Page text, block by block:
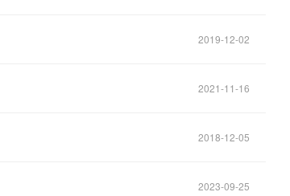
2019-12-02
2021-11-16
2018-12-05
2023-09-25